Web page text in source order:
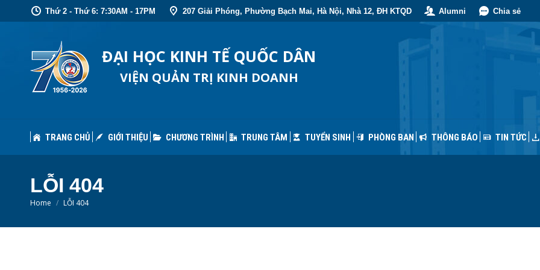
Thứ 2 - Thứ 6: 7:30AM - 17PM 207 Giải Phóng, Phường Bạch Mai, Hà Nội, Nhà 12, ĐH KTQD Alumni Chia sẻ
ĐẠI HỌC KINH TẾ QUỐC DÂN
VIỆN QUẢN TRỊ KINH DOANH
TRANG CHỦ GIỚI THIỆU CHƯƠNG TRÌNH TRUNG TÂM TUYỂN SINH PHÒNG BAN THÔNG BÁO TIN TỨC
LỖI 404
You are here:
Home LỖI 404
CHƯƠNG TRÌNH TRUNG TÂM TUYỂN SINH PHÒNG BAN THÔNG BÁO